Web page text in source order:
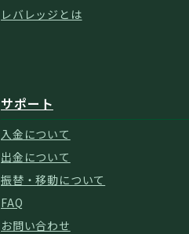
レバレッジとは
サポート
入金について
出金について
振替・移動について
FAQ
お問い合わせ